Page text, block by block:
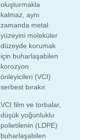
oluşturmakla
kalmaz, aynı
zamanda metal
yüzeyini moleküler
düzeyde korumak
için buharlaşabilen
korozyon
önleyicileri (VCI)
serbest bırakır.
VCI film ve torbalar,
düşük yoğunluklu
polietilenin (LDPE)
buharlaşabilen